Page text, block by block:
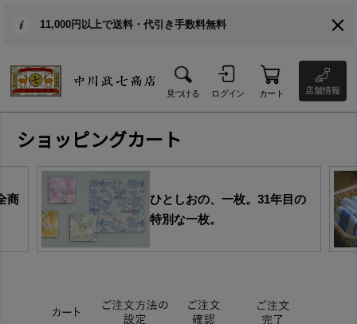
11,000円以上で送料・代引き手数料無料
見つける ログイン カート 店舗情報
ショッピングカート
商
ひとしおの、一枚。31年目の
特別な一枚。